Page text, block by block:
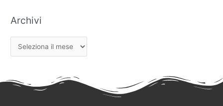
Archivi